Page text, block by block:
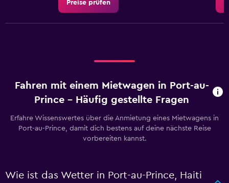
Preise prüfen
Fahren mit einem Mietwagen in Port-au-
Prince – Häufig gestellte Fragen
Erfahre Wissenswertes über die Anmietung eines Mietwagens in
Port-au-Prince, damit dich bestens auf deine nächste Reise
vorbereiten kannst.
Wie ist das Wetter in Port-au-Prince, Haiti